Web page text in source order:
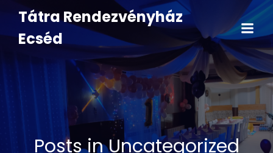
Tátra Rendezvényház
Ecséd
Posts in Uncategorized